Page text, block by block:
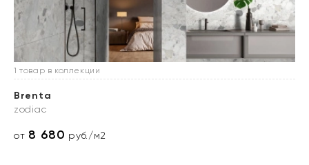
1 товар в коллекции
Brenta
zodiac
от 8 680 руб./м2